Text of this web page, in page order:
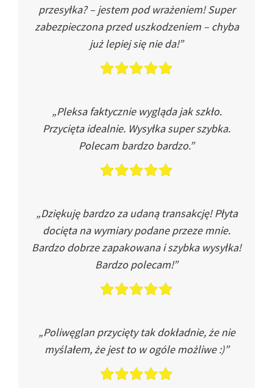
przesyłka? – jestem pod wrażeniem! Super
zabezpieczona przed uszkodzeniem – chyba
już lepiej się nie da!”
„Pleksa faktycznie wygląda jak szkło.
Przycięta idealnie. Wysyłka super szybka.
Polecam bardzo bardzo.”
„Dziękuję bardzo za udaną transakcję! Płyta
docięta na wymiary podane przeze mnie.
Bardzo dobrze zapakowana i szybka wysyłka!
Bardzo polecam!”
„Poliwęglan przycięty tak dokładnie, że nie
myślałem, że jest to w ogóle możliwe :)”